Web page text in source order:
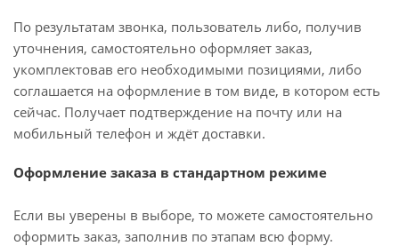
По результатам звонка, пользователь либо, получив
уточнения, самостоятельно оформляет заказ,
укомплектовав его необходимыми позициями, либо
соглашается на оформление в том виде, в котором есть
сейчас. Получает подтверждение на почту или на
мобильный телефон и ждёт доставки.
Оформление заказа в стандартном режиме
Если вы уверены в выборе, то можете самостоятельно
оформить заказ, заполнив по этапам всю форму.